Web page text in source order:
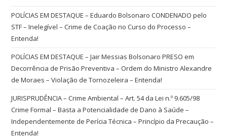
POLÍCIAS EM DESTAQUE – Eduardo Bolsonaro CONDENADO pelo
STF – Inelegível – Crime de Coação no Curso do Processo –
Entenda!
POLÍCIAS EM DESTAQUE – Jair Messias Bolsonaro PRESO em
Decorrência de Prisão Preventiva – Ordem do Ministro Alexandre
de Moraes – Violação de Tornozeleira – Entenda!
JURISPRUDÊNCIA – Crime Ambiental – Art. 54 da Lei n.º 9.605/98
Crime Formal – Basta a Potencialidade de Dano à Saúde –
Independentemente de Perícia Técnica – Princípio da Precaução –
Entenda!